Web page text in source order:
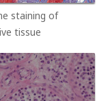
staining of
tissue